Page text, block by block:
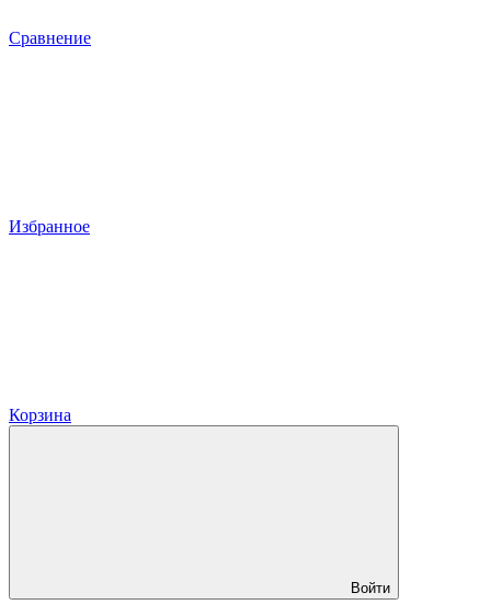
Сравнение
Избранное
Корзина
Войти